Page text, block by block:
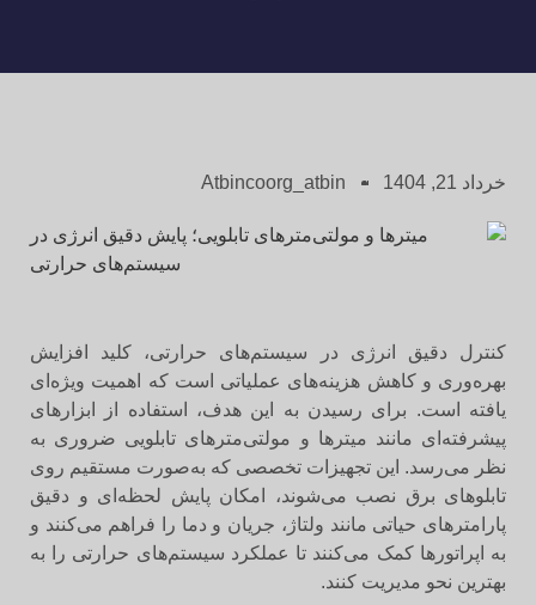
خرداد 21, 1404 Atbincoorg_atbin
کنترل دقیق انرژی در سیستم‌های حرارتی، کلید افزایش
بهره‌وری و کاهش هزینه‌های عملیاتی است که اهمیت ویژه‌ای
یافته است. برای رسیدن به این هدف، استفاده از ابزارهای
پیشرفته‌ای مانند میترها و مولتی‌مترهای تابلویی ضروری به
نظر می‌رسد. این تجهیزات تخصصی که به‌صورت مستقیم روی
تابلوهای برق نصب می‌شوند، امکان پایش لحظه‌ای و دقیق
پارامترهای حیاتی مانند ولتاژ، جریان و دما را فراهم می‌کنند و
به اپراتورها کمک می‌کنند تا عملکرد سیستم‌های حرارتی را به
بهترین نحو مدیریت کنند.